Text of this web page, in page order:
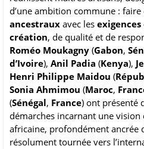
d’une ambition commune :
ancestraux avec les
création, de qualité et de
Roméo Moukagny (Gabon,
d’Ivoire), Anil Padia (Kenya),
Henri Philippe Maidou (
Sonia Ahmimou (Maroc,
(Sénégal, France) ont présenté
démarches incarnant une vision
africaine, profondément ancrée
résolument tournée vers